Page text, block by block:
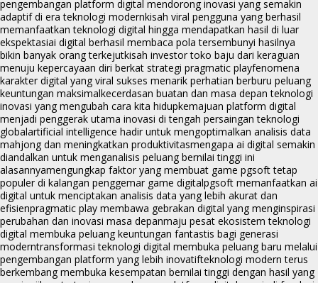
pengembangan platform digital mendorong inovasi yang semakin
adaptif di era teknologi modernkisah viral pengguna yang berhasil
memanfaatkan teknologi digital hingga mendapatkan hasil di luar
ekspektasiai digital berhasil membaca pola tersembunyi hasilnya
bikin banyak orang terkejutkisah investor toko baju dari keraguan
menuju kepercayaan diri berkat strategi pragmatic playfenomena
karakter digital yang viral sukses menarik perhatian berburu peluang
keuntungan maksimalkecerdasan buatan dan masa depan teknologi
inovasi yang mengubah cara kita hidupkemajuan platform digital
menjadi penggerak utama inovasi di tengah persaingan teknologi
globalartificial intelligence hadir untuk mengoptimalkan analisis data
mahjong dan meningkatkan produktivitasmengapa ai digital semakin
diandalkan untuk menganalisis peluang bernilai tinggi ini
alasannyamengungkap faktor yang membuat game pgsoft tetap
populer di kalangan penggemar game digitalpgsoft memanfaatkan ai
digital untuk menciptakan analisis data yang lebih akurat dan
efisienpragmatic play membawa gebrakan digital yang menginspirasi
perubahan dan inovasi masa depanmaju pesat ekosistem teknologi
digital membuka peluang keuntungan fantastis bagi generasi
moderntransformasi teknologi digital membuka peluang baru melalui
pengembangan platform yang lebih inovatifteknologi modern terus
berkembang membuka kesempatan bernilai tinggi dengan hasil yang